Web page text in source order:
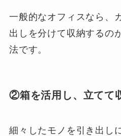
一般的なオフィスなら、
出しを分けて収納するの
法です。
②箱を活用し、立てて
細々したモノを引き出し